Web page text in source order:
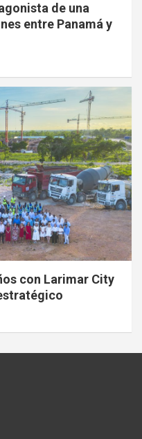
de una
entre Panamá y
con Larimar City